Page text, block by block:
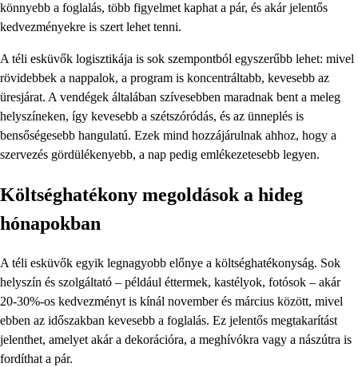
könnyebb a foglalás, több figyelmet kaphat a pár, és akár jelentős
kedvezményekre is szert lehet tenni.
A téli esküvők logisztikája is sok szempontból egyszerűbb lehet: mivel
rövidebbek a nappalok, a program is koncentráltabb, kevesebb az
üresjárat. A vendégek általában szívesebben maradnak bent a meleg
helyszíneken, így kevesebb a szétszóródás, és az ünneplés is
bensőségesebb hangulatú. Ezek mind hozzájárulnak ahhoz, hogy a
szervezés gördülékenyebb, a nap pedig emlékezetesebb legyen.
Költséghatékony megoldások a hideg
hónapokban
A téli esküvők egyik legnagyobb előnye a költséghatékonyság. Sok
helyszín és szolgáltató – például éttermek, kastélyok, fotósok – akár
20-30%-os kedvezményt is kínál november és március között, mivel
ebben az időszakban kevesebb a foglalás. Ez jelentős megtakarítást
jelenthet, amelyet akár a dekorációra, a meghívókra vagy a nászútra is
fordíthat a pár.